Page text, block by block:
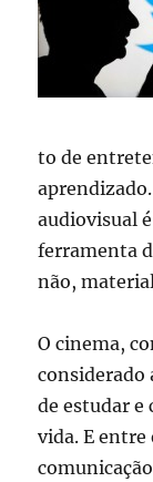
to de
audiovisual
ferramenta
não,
O cinema,
considerado
de estudar e
vida. E entre